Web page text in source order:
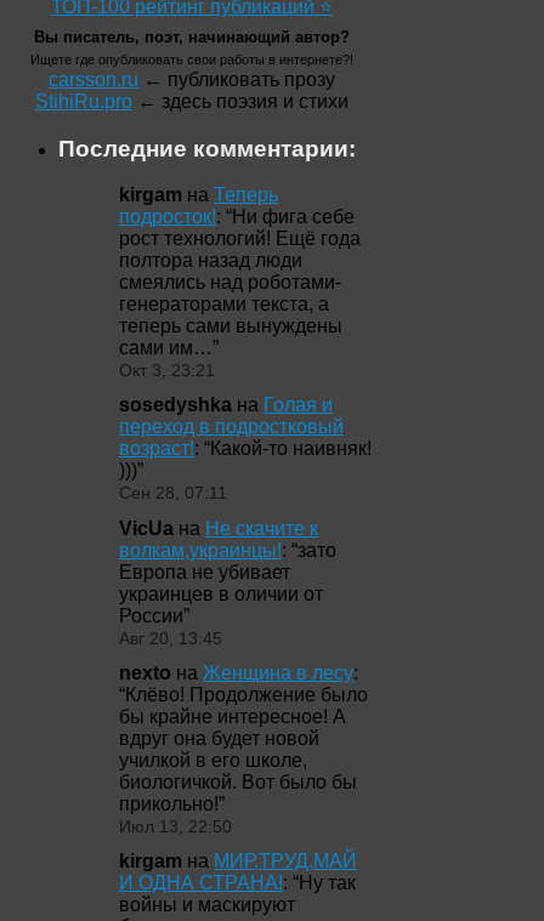
ТОП-100 рейтинг публикаций ⭐
Вы писатель, поэт, начинающий автор?
Ищете где опубликовать свои работы в интернете?!
carsson.ru ← публиковать прозу
StihiRu.pro ← здесь поэзия и стихи
Последние комментарии:
kirgam на Теперь
подросток!: “Ни фига себе
рост технологий! Ещё года
полтора назад люди
смеялись над роботами-
генераторами текста, а
теперь сами вынуждены
сами им…”
Окт 3, 23:21
sosedyshka на Голая и
переход в подростковый
возраст!: “Какой-то наивняк!
)))”
Сен 28, 07:11
VicUa на Не скачите к
волкам,украинцы!: “зато
Европа не убивает
украинцев в оличии от
России”
Авг 20, 13:45
nexto на Женщина в лесу:
“Клёво! Продолжение было
бы крайне интересное! А
вдруг она будет новой
училкой в его школе,
биологичкой. Вот было бы
прикольно!”
Июл 13, 22:50
kirgam на МИР,ТРУД,МАЙ
И ОДНА СТРАНА!: “Ну так
войны и маскируют